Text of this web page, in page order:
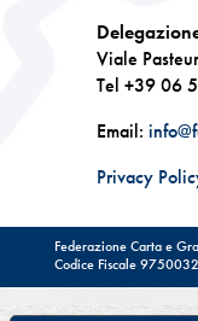
Viale
Tel +39 06
Email:
Privacy
Federazione Carta e
Codice Fiscale